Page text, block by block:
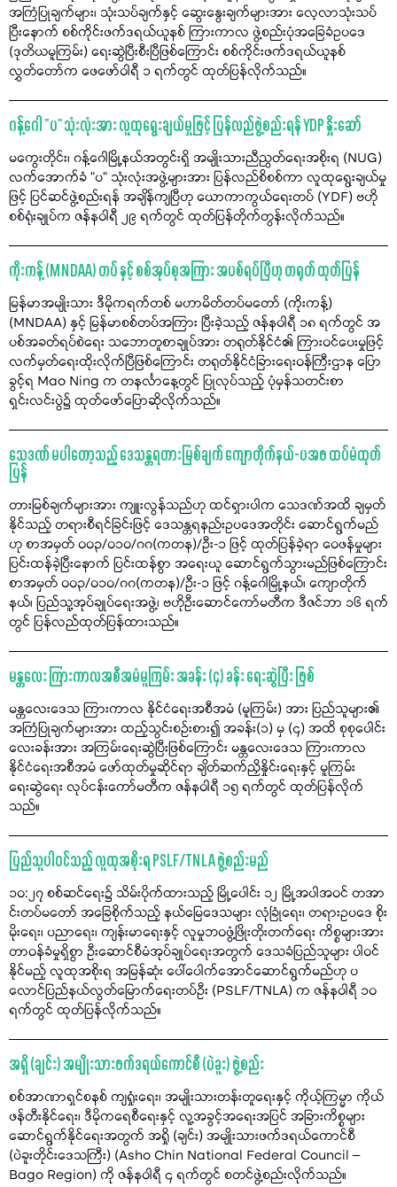
အကြံပြုချက်များ၊ သုံးသပ်ချက်နှင့် ဆွေးနွေးချက်များအား လေ့လာသုံးသပ်
ပြီးနောက် စစ်ကိုင်းဖက်ဒရယ်ယူနစ် ကြားကာလ ဖွဲ့စည်းပုံအခြေခံဥပဒေ
(ဒုတိယမူကြမ်း) ရေးဆွဲပြီးစီးပြီဖြစ်ကြောင်း စစ်ကိုင်းဖက်ဒရယ်ယူနစ်
လွှတ်တော်က ဖေဖော်ဝါရီ ၁ ရက်တွင် ထုတ်ပြန်လိုက်သည်။
ဂန့်ဂေါ “ပ" သုံးလုံးအား လူထုရွေးချယ်မှုဖြင့် ပြန်လည်ဖွဲ့စည်းရန် YDP နှိုးဆော်
မကွေးတိုင်း၊ ဂန့်ဂေါမြို့နယ်အတွင်းရှိ အမျိုးသားညီညွတ်ရေးအစိုးရ (NUG)
လက်အောက်ခံ "ပ" သုံးလုံးအဖွဲ့များအား ပြန်လည်စိစစ်ကာ လူထုရွေးချယ်မှု
ဖြင့် ပြင်ဆင်ဖွဲ့စည်းရန် အချိန်ကျပြီဟု ယောကာကွယ်ရေးတပ် (YDF) ဗဟို
စစ်ရုံးချုပ်က ဇန်နဝါရီ ၂၉ ရက်တွင် ထုတ်ပြန်တိုက်တွန်းလိုက်သည်။
ကိုးကန့် (MNDAA) တပ် နှင့် စစ်အုပ်စုအကြား အပစ်ရပ်ပြီဟု တရုတ် ထုတ်ပြန်
မြန်မာအမျိုးသား ဒီမိုကရက်တစ် မဟာမိတ်တပ်မတော် (ကိုးကန့်)
(MNDAA) နှင့် မြန်မာစစ်တပ်အကြား ပြီးခဲ့သည့် ဇန်နဝါရီ ၁၈ ရက်တွင် အ
ပစ်အခတ်ရပ်စဲရေး သဘောတူစာချုပ်အား တရုတ်နိုင်ငံ၏ ကြားဝင်ပေးမှုဖြင့်
လက်မှတ်ရေးထိုးလိုက်ပြီဖြစ်ကြောင်း တရုတ်နိုင်ငံခြားရေးဝန်ကြီးဌာန ပြော
ခွင့်ရ Mao Ning က တနင်္လာနေ့တွင် ပြုလုပ်သည့် ပုံမှန်သတင်းစာ
ရှင်းလင်းပွဲ၌ ထုတ်ဖော်ပြောဆိုလိုက်သည်။
သေဒဏ် မပါတော့သည့် ဒေသန္တရတားမြစ်ချက် ကျောတိုက်နယ်-ပအဖ ထပ်မံထုတ်
ပြန်
တားမြစ်ချက်များအား ကျူးလွန်သည်ဟု ထင်ရှားပါက သေဒဏ်အထိ ချမှတ်
နိုင်သည့် တရားစီရင်ခြင်းဖြင့် ဒေသန္တရနည်းဥပဒေအတိုင်း ဆောင်ရွက်မည်
ဟု စာအမှတ် ၀၀၃/၀၁၀/ဂဂ(ကတန)/ဦး-၁ ဖြင့် ထုတ်ပြန်ခဲ့ရာ ဝေဖန်မှုများ
ပြင်းထန်ခဲ့ပြီးနောက် ပြင်းထန်စွာ အရေးယူ ဆောင်ရွက်သွားမည်ဖြစ်ကြောင်း
စာအမှတ် ၀၀၃/၀၁၀/ဂဂ(ကတန)/ဦး-၁ ဖြင့် ဂန့်ဂေါမြို့နယ်၊ ကျောတိုက်
နယ်၊ ပြည်သူ့အုပ်ချုပ်ရေးအဖွဲ့၊ ဗဟိုဦးဆောင်ကော်မတီက ဒီဇင်ဘာ ၁၆ ရက်
တွင် ပြန်လည်ထုတ်ပြန်ထားသည်။
မန္တလေး ကြားကာလအစီအမံမူကြမ်း အခန်း (၄) ခန်း ရေးဆွဲပြီး ဖြစ်
မန္တလေးဒေသ ကြားကာလ နိုင်ငံရေးအစီအမံ (မူကြမ်း) အား ပြည်သူများ၏
အကြံပြုချက်များအား ထည့်သွင်းစဉ်းစား၍ အခန်း(၁) မှ (၄) အထိ စုစုပေါင်း
လေးခန်းအား အကြမ်းရေးဆွဲပြီးဖြစ်ကြောင်း မန္တလေးဒေသ ကြားကာလ
နိုင်ငံရေးအစီအမံ ဖော်ထုတ်မှုဆိုင်ရာ ချိတ်ဆက်ညှိနှိုင်းရေးနှင့် မူကြမ်း
ရေးဆွဲရေး လုပ်ငန်းကော်မတီက ဇန်နဝါရီ ၁၅ ရက်တွင် ထုတ်ပြန်လိုက်
သည်။
ပြည်သူပါဝင်သည့် လူထုအစိုးရ PSLF/TNLA ဖွဲ့စည်းမည်
၁၀:၂၇ စစ်ဆင်ရေး၌ သိမ်းပိုက်ထားသည့် မြို့ပေါင်း ၁၂ မြို့အပါအဝင် တအာ
င်းတပ်မတော် အခြေစိုက်သည့် နယ်မြေဒေသများ လုံခြုံရေး၊ တရားဥပဒေ စိုး
မိုးရေး၊ ပညာရေး၊ ကျန်းမာရေးနှင့် လူမှုဘဝဖွံ့ဖြိုးတိုးတက်ရေး ကိစ္စများအား
တာဝန်ခံမှုရှိစွာ ဦးဆောင်စီမံအုပ်ချုပ်ရေးအတွက် ဒေသခံပြည်သူများ ပါဝင်
နိုင်မည့် လူထုအစိုးရ အမြန်ဆုံး ပေါ်ပေါက်အောင်ဆောင်ရွက်မည်ဟု ပ
လောင်ပြည်နယ်လွတ်မြောက်ရေးတပ်ဦး (PSLF/TNLA) က ဇန်နဝါရီ ၁၀
ရက်တွင် ထုတ်ပြန်လိုက်သည်။
အရှို (ချင်း) အမျိုးသားဖက်ဒရယ်ကောင်စီ (ပဲခူး) ဖွဲ့စည်း
စစ်အာဏာရှင်စနစ် ကျရှုံးရေး၊ အမျိုးသားတန်းတူရေးနှင့် ကိုယ့်ကြမ္မာ ကိုယ်
ဖန်တီးနိုင်ရေး၊ ဒီမိုကရေစီရေးနှင့် လူ့အခွင့်အရေးအပြင် အခြားကိစ္စများ
ဆောင်ရွက်နိုင်ရေးအတွက် အရှို (ချင်း) အမျိုးသားဖက်ဒရယ်ကောင်စီ
(ပဲခူးတိုင်းဒေသကြီး) (Asho Chin National Federal Council –
Bago Region) ကို ဇန်နဝါရီ ၄ ရက်တွင် စတင်ဖွဲ့စည်းလိုက်သည်။